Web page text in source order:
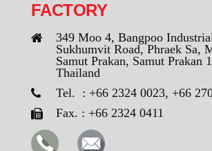
FACTORY
349 Moo 4, Bangpoo
Sukhumvit Road, Phraek Sa,
Samut Prakan, Samut Prakan
Thailand
Tel. : +66 2324 0023, +66
Fax. : +66 2324 0411